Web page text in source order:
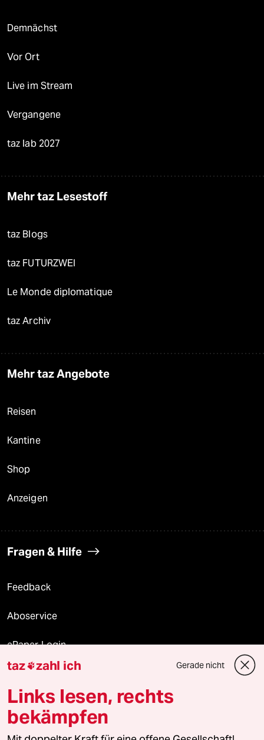
Demnächst
Vor Ort
Live im Stream
Vergangene
taz lab 2027
Mehr taz Lesestoff
taz Blogs
taz FUTURZWEI
Le Monde diplomatique
taz Archiv
Mehr taz Angebote
Reisen
Kantine
Shop
Anzeigen
Fragen & Hilfe
Feedback
Aboservice
ePaper Login
Downloads für Abonnierende
© 2026 taz Verlags und Vertriebs GmbH
Alle Rechte vorbehalten. Bei rechtlichen Fragen oder für Genehmigungen
taz zahl ich Gerade nicht
Links lesen, rechts
bekämpfen